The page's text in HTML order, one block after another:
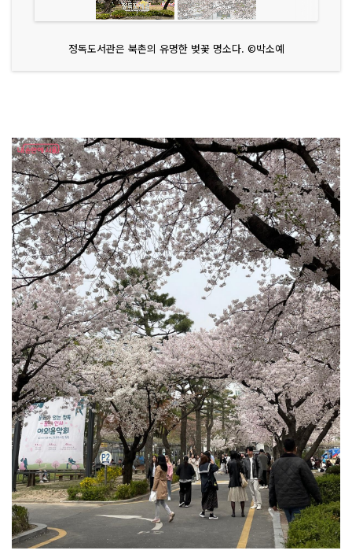
정독도서관은 북촌의 유명한 벚꽃 명소다. ©박소예